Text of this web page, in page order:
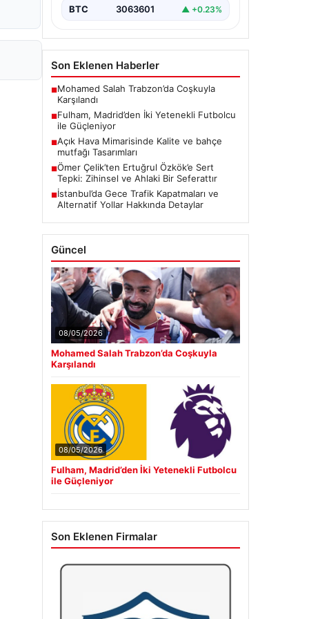
BTC 3063601 ▲ +0.23%
Son Eklenen Haberler
■Mohamed Salah Trabzon’da Coşkuyla
Karşılandı
■Fulham, Madrid’den İki Yetenekli Futbolcu
ile Güçleniyor
■Açık Hava Mimarisinde Kalite ve bahçe
mutfağı Tasarımları
■Ömer Çelik’ten Ertuğrul Özkök’e Sert
Tepki: Zihinsel ve Ahlaki Bir Seferattır
■İstanbul’da Gece Trafik Kapatmaları ve
Alternatif Yollar Hakkında Detaylar
Güncel
08/05/2026
Mohamed Salah Trabzon’da Coşkuyla
Karşılandı
08/05/2026
Fulham, Madrid’den İki Yetenekli Futbolcu
ile Güçleniyor
Son Eklenen Firmalar